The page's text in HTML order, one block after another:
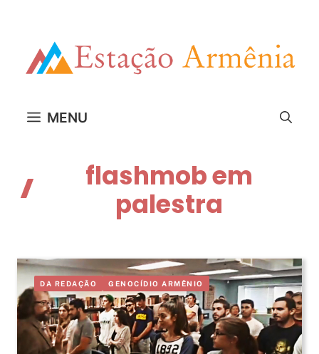
MENU
flashmob em
palestra
DA REDAÇÃO GENOCÍDIO ARMÊNIO